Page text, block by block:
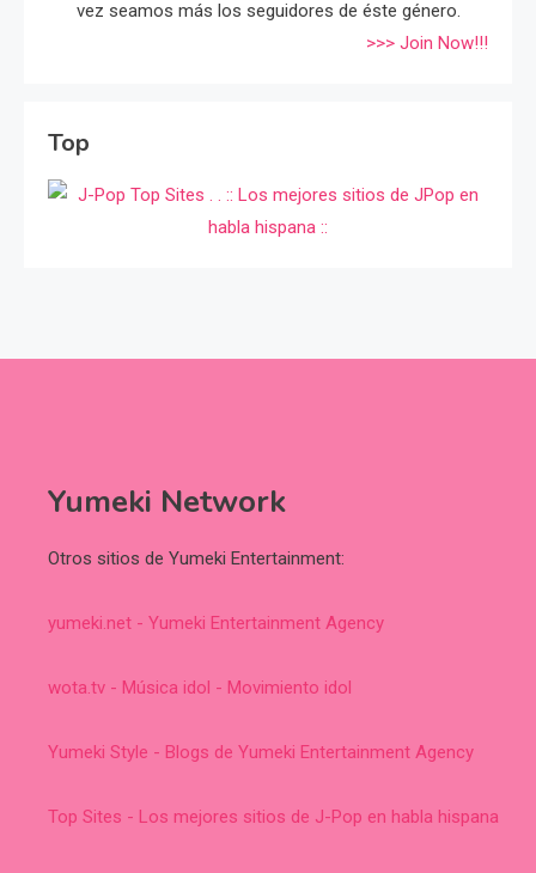
vez seamos más los seguidores de éste género.
>>> Join Now!!!
Top
Yumeki Network
Otros sitios de Yumeki Entertainment:
yumeki.net - Yumeki Entertainment Agency
wota.tv - Música idol - Movimiento idol
Yumeki Style - Blogs de Yumeki Entertainment Agency
Top Sites - Los mejores sitios de J-Pop en habla hispana